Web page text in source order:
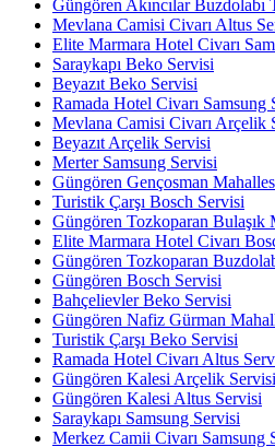
Güngören Akıncılar Buzdolabı
Mevlana Camisi Civarı Altus
Elite Marmara Hotel Civarı
Saraykapı Beko Servisi
Beyazıt Beko Servisi
Ramada Hotel Civarı Samsung
Mevlana Camisi Civarı Arçelik
Beyazıt Arçelik Servisi
Merter Samsung Servisi
Güngören Gençosman
Turistik Çarşı Bosch Servisi
Güngören Tozkoparan Bulaşık
Elite Marmara Hotel Civarı
Güngören Tozkoparan
Güngören Bosch Servisi
Bahçelievler Beko Servisi
Güngören Nafiz Gürman
Turistik Çarşı Beko Servisi
Ramada Hotel Civarı Altus
Güngören Kalesi Arçelik Servisi
Güngören Kalesi Altus Servisi
Saraykapı Samsung Servisi
Merkez Camii Civarı Samsung